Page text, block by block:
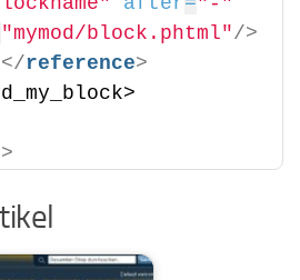
"mymod/block.phtml"/>
</reference>
>